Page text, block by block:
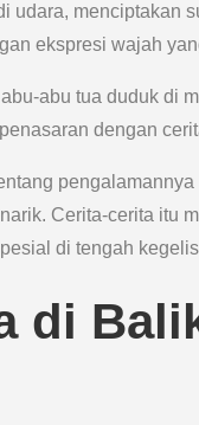
udara, menciptakan
ekspresi wajah
abu tua duduk di
dengan
Cerita-cerita itu
di tengah
di